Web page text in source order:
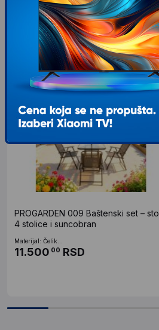
sa 10% popusta
Slični proizvodi
PROGARDEN 009 Baštenski set – sto,
4 stolice i suncobran
Materijal: Čelik...
11.500 00 RSD